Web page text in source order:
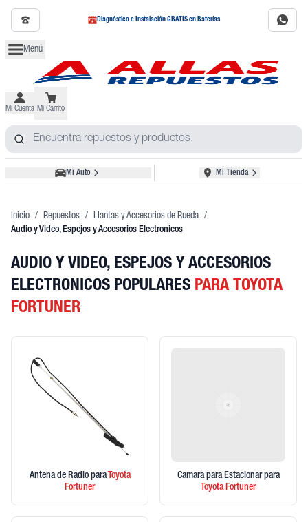
Diagnóstico e Instalación GRATIS en Baterías
Menú
Mi Cuenta Mi Carrito
Mi Auto Mi Tienda
Inicio / Repuestos / Llantas y Accesorios de Rueda /
Audio y Video, Espejos y Accesorios Electronicos
AUDIO Y VIDEO, ESPEJOS Y ACCESORIOS
ELECTRONICOS POPULARES PARA TOYOTA
FORTUNER
Antena de Radio para Toyota
Fortuner
Camara para Estacionar para
ToyotaFortuner